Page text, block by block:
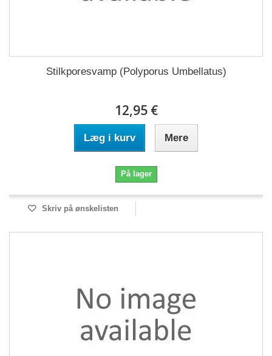
Stilkporesvamp (Polyporus Umbellatus)
12,95 €
Læg i kurv Mere
På lager
Skriv på ønskelisten